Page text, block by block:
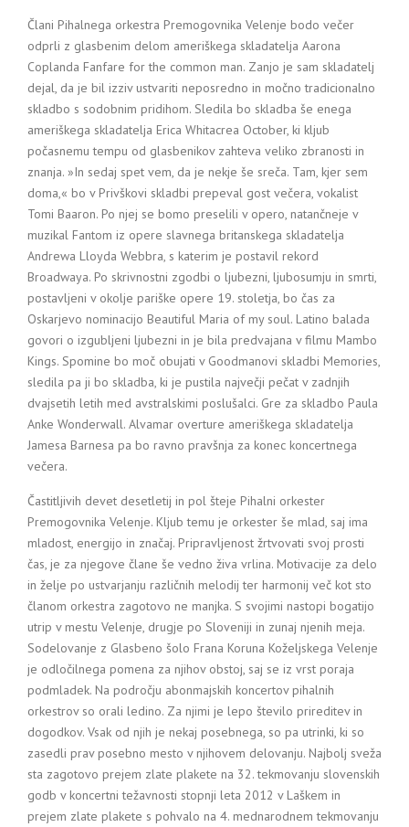
Člani Pihalnega orkestra Premogovnika Velenje bodo večer
odprli z glasbenim delom ameriškega skladatelja Aarona
Coplanda Fanfare for the common man. Zanjo je sam skladatelj
dejal, da je bil izziv ustvariti neposredno in močno tradicionalno
skladbo s sodobnim pridihom. Sledila bo skladba še enega
ameriškega skladatelja Erica Whitacrea October, ki kljub
počasnemu tempu od glasbenikov zahteva veliko zbranosti in
znanja. »In sedaj spet vem, da je nekje še sreča. Tam, kjer sem
doma,« bo v Privškovi skladbi prepeval gost večera, vokalist
Tomi Baaron. Po njej se bomo preselili v opero, natančneje v
muzikal Fantom iz opere slavnega britanskega skladatelja
Andrewa Lloyda Webbra, s katerim je postavil rekord
Broadwaya. Po skrivnostni zgodbi o ljubezni, ljubosumju in smrti,
postavljeni v okolje pariške opere 19. stoletja, bo čas za
Oskarjevo nominacijo Beautiful Maria of my soul. Latino balada
govori o izgubljeni ljubezni in je bila predvajana v filmu Mambo
Kings. Spomine bo moč obujati v Goodmanovi skladbi Memories,
sledila pa ji bo skladba, ki je pustila največji pečat v zadnjih
dvajsetih letih med avstralskimi poslušalci. Gre za skladbo Paula
Anke Wonderwall. Alvamar overture ameriškega skladatelja
Jamesa Barnesa pa bo ravno pravšnja za konec koncertnega
večera.
Častitljivih devet desetletij in pol šteje Pihalni orkester
Premogovnika Velenje. Kljub temu je orkester še mlad, saj ima
mladost, energijo in značaj. Pripravljenost žrtvovati svoj prosti
čas, je za njegove člane še vedno živa vrlina. Motivacije za delo
in želje po ustvarjanju različnih melodij ter harmonij več kot sto
članom orkestra zagotovo ne manjka. S svojimi nastopi bogatijo
utrip v mestu Velenje, drugje po Sloveniji in zunaj njenih meja.
Sodelovanje z Glasbeno šolo Frana Koruna Koželjskega Velenje
je odločilnega pomena za njihov obstoj, saj se iz vrst poraja
podmladek. Na področju abonmajskih koncertov pihalnih
orkestrov so orali ledino. Za njimi je lepo število prireditev in
dogodkov. Vsak od njih je nekaj posebnega, so pa utrinki, ki so
zasedli prav posebno mesto v njihovem delovanju. Najbolj sveža
sta zagotovo prejem zlate plakete na 32. tekmovanju slovenskih
godb v koncertni težavnosti stopnji leta 2012 v Laškem in
prejem zlate plakete s pohvalo na 4. mednarodnem tekmovanju